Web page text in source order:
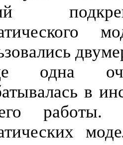
одна
в
работы.